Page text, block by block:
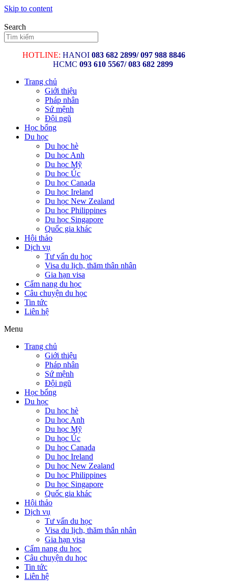
Skip to content
Search
HOTLINE: HANOI 083 682 2899/097 988 8846
HCMC 093 610 5567/ 083 682 2899
Trang chủ
Giới thiệu
Pháp nhân
Sứ mệnh
Đội ngũ
Học bổng
Du học
Du học hè
Du học Anh
Du học Mỹ
Du học Úc
Du học Canada
Du học Ireland
Du học New Zealand
Du học Philippines
Du học Singapore
Quốc gia khác
Hội thảo
Dịch vụ
Tư vấn du học
Visa du lịch, thăm thân nhân
Gia hạn visa
Cẩm nang du học
Câu chuyện du học
Tin tức
Liên hệ
Menu
Trang chủ
Giới thiệu
Pháp nhân
Sứ mệnh
Đội ngũ
Học bổng
Du học
Du học hè
Du học Anh
Du học Mỹ
Du học Úc
Du học Canada
Du học Ireland
Du học New Zealand
Du học Philippines
Du học Singapore
Quốc gia khác
Hội thảo
Dịch vụ
Tư vấn du học
Visa du lịch, thăm thân nhân
Gia hạn visa
Cẩm nang du học
Câu chuyện du học
Tin tức
Liên hệ